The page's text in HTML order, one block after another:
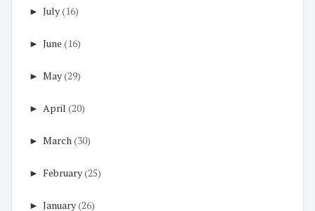
► July(16)
► June (16)
► May(29)
► April (20)
► March(30)
► February(25)
► January(26)